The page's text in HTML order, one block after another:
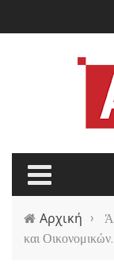
Αρχική ›
και Οικονομικών.